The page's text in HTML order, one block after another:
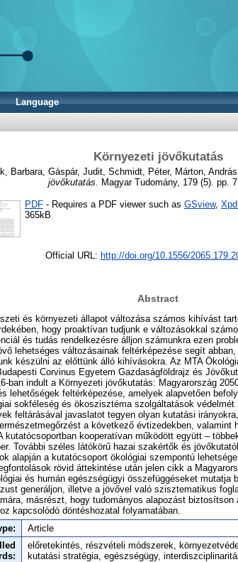
Language
Környezeti jövőkutatás
Barbara, Gáspár, Judit, Schmidt, Péter, Márton, András
jövőkutatás.
Magyar Tudomány, 179 (5). pp.
PDF - Requires a PDF viewer such as GSview,
365kB
Official URL: http://doi.org/10.1556/
Abstract
és környezeti állapot változása számos kihívást
hogy proaktívan tudjunk e változásokkal
és tudás rendelkezésre álljon számunkra ezen
lehetséges változásainak feltérképezése segít
készülni az előttünk álló kihívásokra. Az MTA
Corvinus Egyetem Gazdaságföldrajz és
ban indult a Környezeti jövőkutatás: Magyarország
lehetőségek feltérképezése, amelyek alapvetően
sokféleség és ökoszisztéma szolgáltatások védelmét
feltárásával javaslatot tegyen olyan kutatási
a következő évtizedekben, valamint
kutatócsoportban kooperatívan működött együtt –
További széles látókörű hazai szakértők és
alapján a kutatócsoport ökológiai szempontú
rövid áttekintése után jelen cikk a
és humán egészségügyi összefüggéseket mutatja
generáljon, illetve a jövővel való szisztematikus
másrészt, hogy tudományos alapozást biztosítson
kapcsolódó döntéshozatal folyamatában.
Article
előretekintés, részvételi módszerek,
kutatási stratégia, egészségügy,